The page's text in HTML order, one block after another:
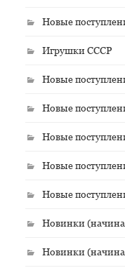
Новые
Игрушки СССР
Новые
Новые
Новые
Новые
Новые
Новинки
Новинки